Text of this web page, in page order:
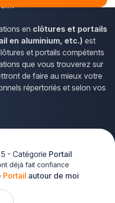
en clôtures et portails
en aluminium, etc.) est
et portails compétents
que vous trouverez sur
de faire au mieux votre
répertoriés et selon vos
Portail autour de moi
- Catégorie Portail
déjà fait confiance